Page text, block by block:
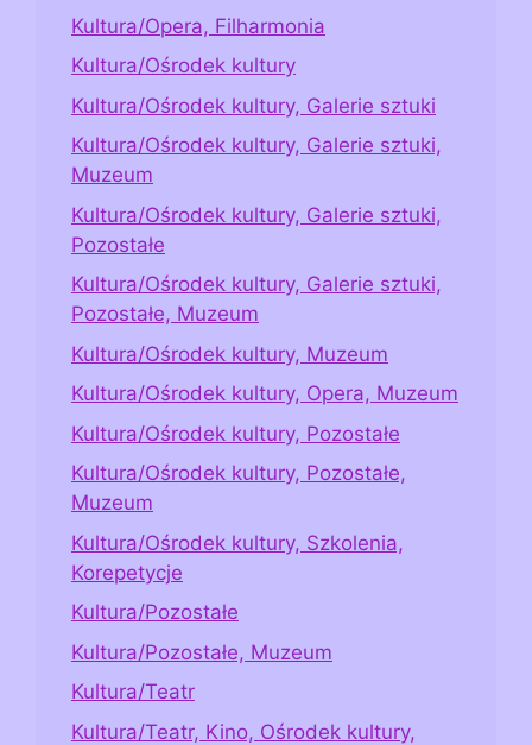
Kultura/Opera, Filharmonia
Kultura/Ośrodek kultury
Kultura/Ośrodek kultury, Galerie sztuki
Kultura/Ośrodek kultury, Galerie sztuki,
Muzeum
Kultura/Ośrodek kultury, Galerie sztuki,
Pozostałe
Kultura/Ośrodek kultury, Galerie sztuki,
Pozostałe, Muzeum
Kultura/Ośrodek kultury, Muzeum
Kultura/Ośrodek kultury, Opera, Muzeum
Kultura/Ośrodek kultury, Pozostałe
Kultura/Ośrodek kultury, Pozostałe,
Muzeum
Kultura/Ośrodek kultury, Szkolenia,
Korepetycje
Kultura/Pozostałe
Kultura/Pozostałe, Muzeum
Kultura/Teatr
Kultura/Teatr, Kino, Ośrodek kultury,